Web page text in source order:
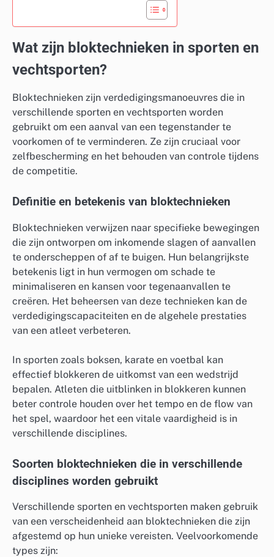
Wat zijn bloktechnieken in sporten en
vechtsporten?
Bloktechnieken zijn verdedigingsmanoeuvres die in
verschillende sporten en vechtsporten worden
gebruikt om een aanval van een tegenstander te
voorkomen of te verminderen. Ze zijn cruciaal voor
zelfbescherming en het behouden van controle tijdens
de competitie.
Definitie en betekenis van bloktechnieken
Bloktechnieken verwijzen naar specifieke bewegingen
die zijn ontworpen om inkomende slagen of aanvallen
te onderscheppen of af te buigen. Hun belangrijkste
betekenis ligt in hun vermogen om schade te
minimaliseren en kansen voor tegenaanvallen te
creëren. Het beheersen van deze technieken kan de
verdedigingscapaciteiten en de algehele prestaties
van een atleet verbeteren.
In sporten zoals boksen, karate en voetbal kan
effectief blokkeren de uitkomst van een wedstrijd
bepalen. Atleten die uitblinken in blokkeren kunnen
beter controle houden over het tempo en de flow van
het spel, waardoor het een vitale vaardigheid is in
verschillende disciplines.
Soorten bloktechnieken die in verschillende
disciplines worden gebruikt
Verschillende sporten en vechtsporten maken gebruik
van een verscheidenheid aan bloktechnieken die zijn
afgestemd op hun unieke vereisten. Veelvoorkomende
types zijn: